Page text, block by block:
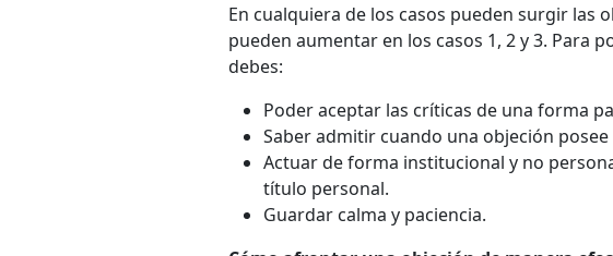
En cualquiera de los casos pueden surgir las
pueden aumentar en los casos 1, 2 y 3. Para
debes:
Poder aceptar las críticas de una forma
Saber admitir cuando una objeción
Actuar de forma institucional y no
título personal.
Guardar calma y paciencia.